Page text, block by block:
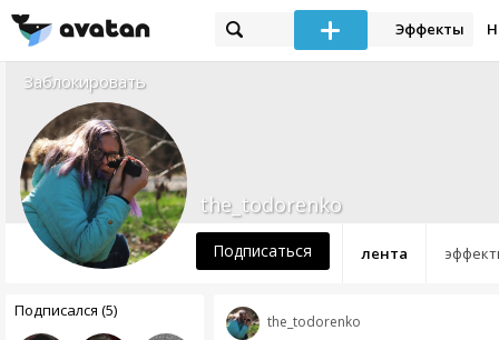
Эффекты
Заблокировать
лента
the_todorenko
Подписаться
Подписался (5)
the_todorenko